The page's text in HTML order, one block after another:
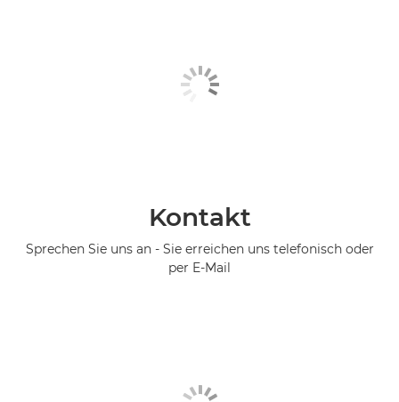
Kontakt
Sprechen Sie uns an - Sie erreichen uns telefonisch oder
per E-Mail